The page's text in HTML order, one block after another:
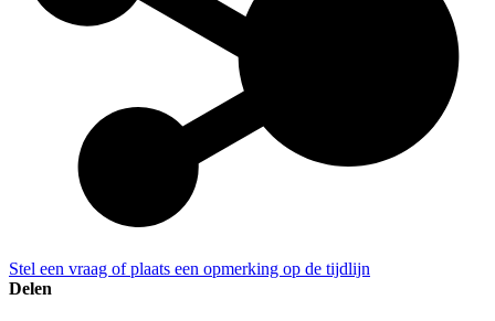
Stel een vraag of plaats een opmerking op de tijdlijn
Delen